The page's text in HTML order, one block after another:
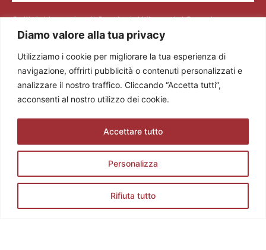
Diamo valore alla tua privacy
Utilizziamo i cookie per migliorare la tua esperienza di
navigazione, offrirti pubblicità o contenuti personalizzati e
analizzare il nostro traffico. Cliccando “Accetta tutti”,
acconsenti al nostro utilizzo dei cookie.
Personalizza
Rifiuta tutto
Accettare tutto
Colli dei Longobardi Strada del Vino e dei Sapori
Via Tommaseo, 2/a 25128 Brescia (BS)
E-mail: info@stradadelvinocollideilongobardi.it
Pec: sdvcollideilongobardi@pec.it
Cod. Fisc. e P. IVA 03602300174
Codice REA: BS521883